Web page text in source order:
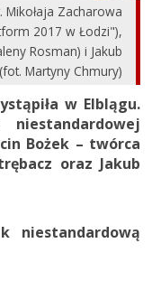
Zacharowa
2017 w Łodzi"),
Rosman) i Jakub
Martyny Chmury)
w Elblągu.
Bożek – twórca
oraz Jakub
niestandardową